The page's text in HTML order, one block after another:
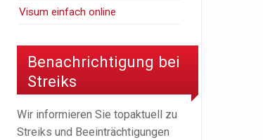
Visum einfach online
Benachrichtigung bei
Streiks
Wir informieren Sie topaktuell zu
Streiks und Beeinträchtigungen